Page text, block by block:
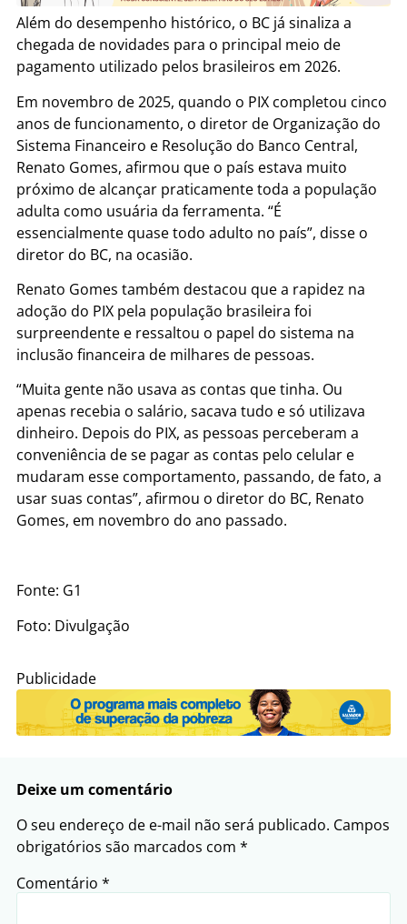
Além do desempenho histórico, o BC já sinaliza a
chegada de novidades para o principal meio de
pagamento utilizado pelos brasileiros em 2026.
Em novembro de 2025, quando o PIX completou cinco
anos de funcionamento, o diretor de Organização do
Sistema Financeiro e Resolução do Banco Central,
Renato Gomes, afirmou que o país estava muito
próximo de alcançar praticamente toda a população
adulta como usuária da ferramenta. “É
essencialmente quase todo adulto no país”, disse o
diretor do BC, na ocasião.
Renato Gomes também destacou que a rapidez na
adoção do PIX pela população brasileira foi
surpreendente e ressaltou o papel do sistema na
inclusão financeira de milhares de pessoas.
“Muita gente não usava as contas que tinha. Ou
apenas recebia o salário, sacava tudo e só utilizava
dinheiro. Depois do PIX, as pessoas perceberam a
conveniência de se pagar as contas pelo celular e
mudaram esse comportamento, passando, de fato, a
usar suas contas”, afirmou o diretor do BC, Renato
Gomes, em novembro do ano passado.
Fonte: G1
Foto: Divulgação
Publicidade
Deixe um comentário
O seu endereço de e-mail não será publicado. Campos
obrigatórios são marcados com *
Comentário *